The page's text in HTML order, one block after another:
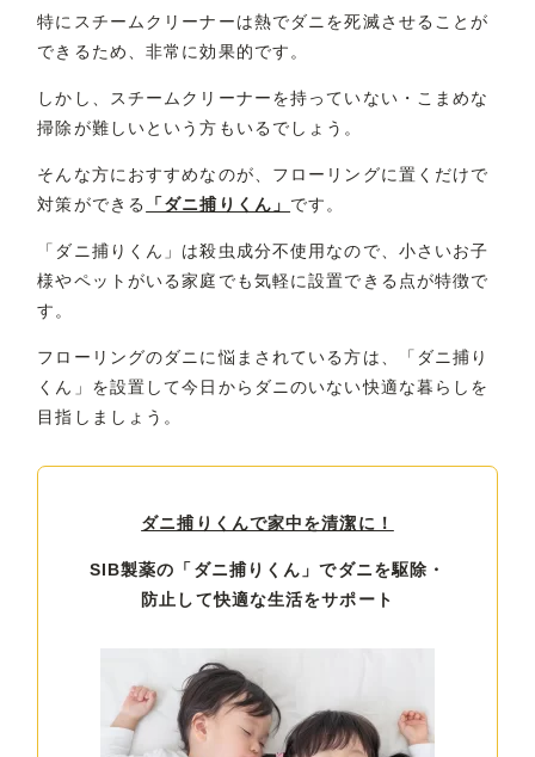
特にスチームクリーナーは熱でダニを死滅させることが
できるため、非常に効果的です。
しかし、スチームクリーナーを持っていない・こまめな
掃除が難しいという方もいるでしょう。
そんな方におすすめなのが、フローリングに置くだけで
対策ができる
「ダニ捕りくん」 です。
「ダニ捕りくん」は殺虫成分不使用なので、小さいお子
様やペットがいる家庭でも気軽に設置できる点が特徴で
す。
フローリングのダニに悩まされている方は、「ダニ捕り
くん」を設置して今日からダニのいない快適な暮らしを
目指しましょう。
ダニ捕りくんで家中を清潔に！
SIB製薬の「ダニ捕りくん」でダニを駆除・
防止して快適な生活をサポート